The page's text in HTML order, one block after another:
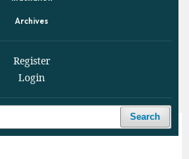
Archives
Register
Login
Search
6 No. 3 (2023) / Articles